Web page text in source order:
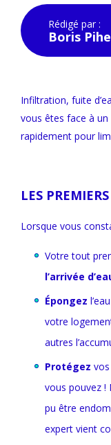
Rédigé par :
Boris
Infiltration, fuite
vous êtes face à
rapidement pour
LES
Lorsque vous
Votre tout
l’arrivée
Épongez
votre
autres
Protégez
vous pouvez !
pu être
expert vient